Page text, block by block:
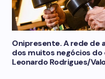
Onipresente. A rede de
dos muitos negócios
Leonardo Rodrigues/